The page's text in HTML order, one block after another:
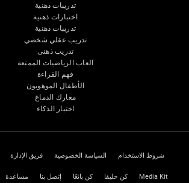
تدريبات ذهنية
اختبارات ذهنية
تدريبات ذهنية
تدريب عقلي شخصي
تدريب ذهنى
العاب الرياضيات الممتعة
فهم القراءة
الأطفال الموهوبون
معارك الدماغ
اختبار الذكاء
شروط الاستخدام السياسة الخصوصية فريق الإدارة
Media Kit كن حليفا كن بائعًا إتصل بنا مساعدة